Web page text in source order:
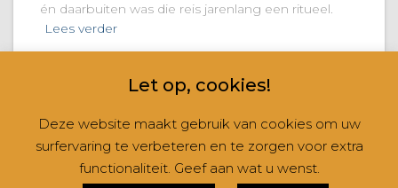
én daarbuiten was die reis jarenlang een ritueel.
Lees verder
CONTACT NIEUWSBRIEVEN RUBRIEKEN
Hestia | Ontwikkeld doorThemeIsle
Let op, cookies!
Deze website maakt gebruik van cookies om uw
surfervaring te verbeteren en te zorgen voor extra
functionaliteit. Geef aan wat u wenst.